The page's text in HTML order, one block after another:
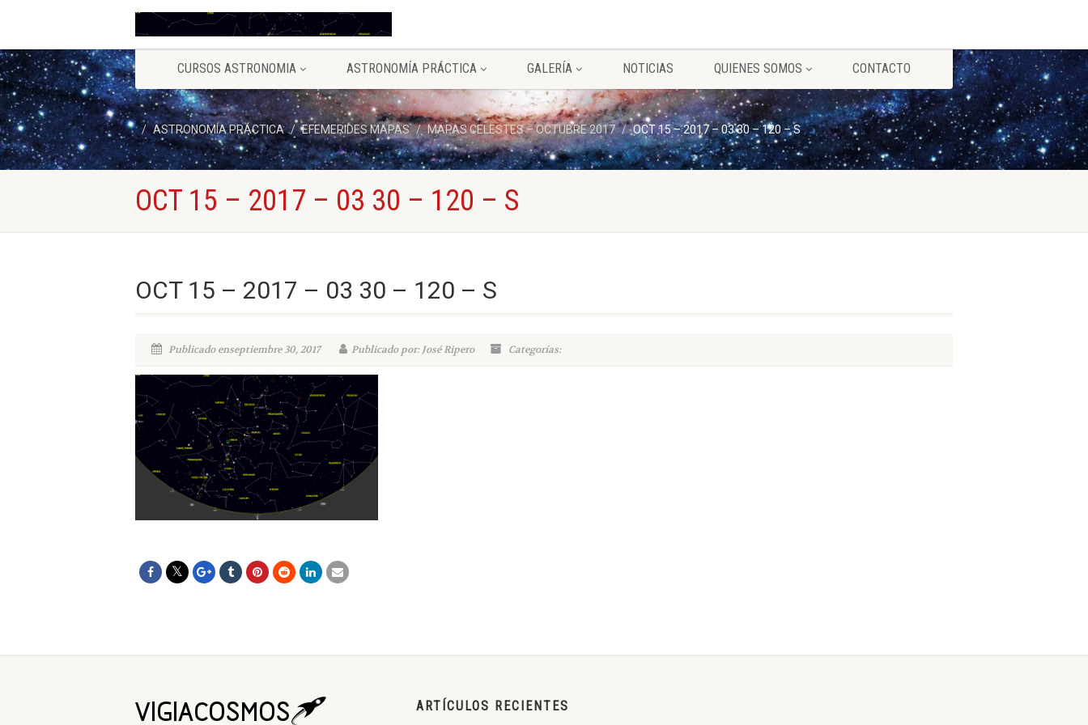
CURSOS ASTRONOMIA ASTRONOMÍA PRÁCTICA GALERÍA NOTICIAS QUIENES SOMOS CONTACTO
ASTRONOMÍA PRÁCTICA EFEMERIDES MAPAS MAPAS CELESTES – OCTUBRE 2017 OCT 15 – 2017 – 03 30 – 120 – S
OCT 15 – 2017 – 03 30 – 120 – S
OCT 15 – 2017 – 03 30 – 120 – S
Publicado enseptiembre 30, 2017 Publicado por: José Ripero Categorías:
ARTÍCULOS RECIENTES